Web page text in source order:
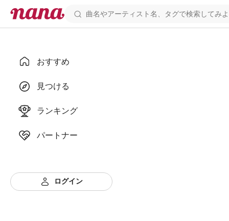
おすすめ
見つける
ランキング
パートナー
ログイン